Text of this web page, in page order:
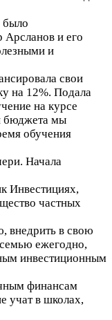
было
Арсланов и его
и
свои
на 12%. Подала
на курсе
бюджета мы
обучения
Начала
Инвестициях,
частных
внедрить в свою
ежегодно,
инвестиционным
финансам
учат в школах,